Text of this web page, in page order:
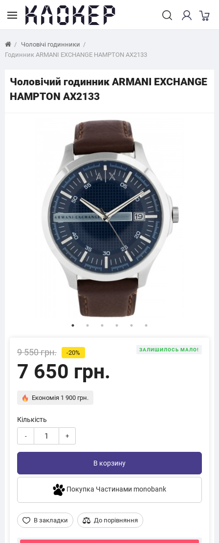
Чоловічі годинники
Годинник ARMANI EXCHANGE HAMPTON AX2133
Чоловічий годинник ARMANI EXCHANGE
HAMPTON AX2133
9 550 грн. -20%
7 650 грн.
ЗАЛИШИЛОСЬ МАЛО!
Економія 1 900 грн.
Кількість
- +
В корзину
Покупка Частинами monobank
В закладки До порівняння